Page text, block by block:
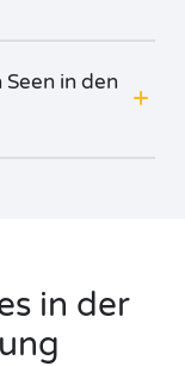
in den
in der